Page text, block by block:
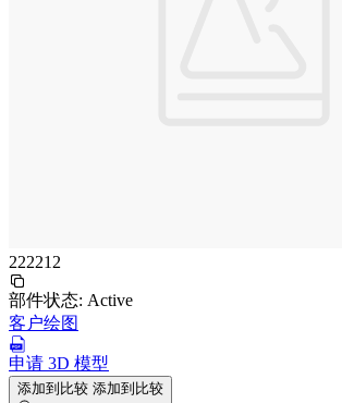
222212
部件状态: Active
客户绘图
申请 3D 模型
添加到比较 添加到比较